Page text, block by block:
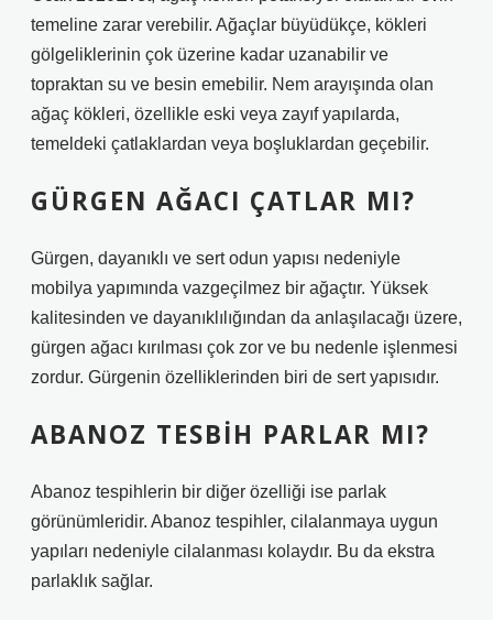
temeline zarar verebilir. Ağaçlar büyüdükçe, kökleri
gölgeliklerinin çok üzerine kadar uzanabilir ve
topraktan su ve besin emebilir. Nem arayışında olan
ağaç kökleri, özellikle eski veya zayıf yapılarda,
temeldeki çatlaklardan veya boşluklardan geçebilir.
GÜRGEN AĞACI ÇATLAR MI?
Gürgen, dayanıklı ve sert odun yapısı nedeniyle
mobilya yapımında vazgeçilmez bir ağaçtır. Yüksek
kalitesinden ve dayanıklılığından da anlaşılacağı üzere,
gürgen ağacı kırılması çok zor ve bu nedenle işlenmesi
zordur. Gürgenin özelliklerinden biri de sert yapısıdır.
ABANOZ TESBIH PARLAR MI?
Abanoz tespihlerin bir diğer özelliği ise parlak
görünümleridir. Abanoz tespihler, cilalanmaya uygun
yapıları nedeniyle cilalanması kolaydır. Bu da ekstra
parlaklık sağlar.